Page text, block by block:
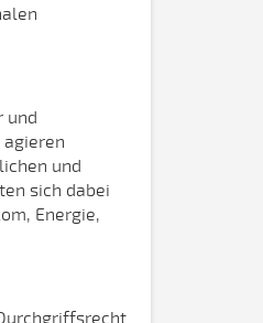
und
agieren
und
sich dabei
Energie,